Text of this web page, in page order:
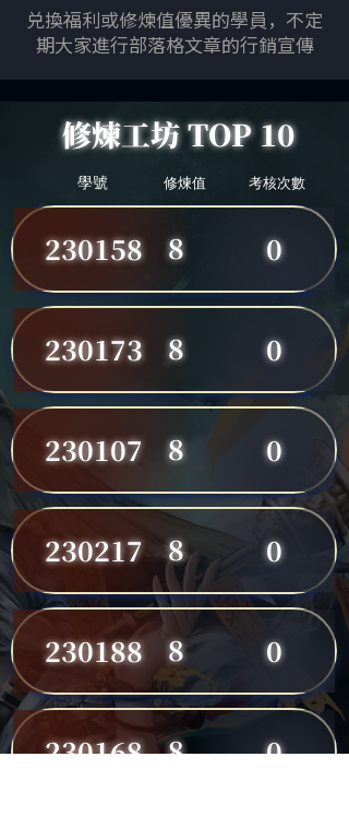
兑換福利或修煉值優異的學員，不定
期大家進行部落格文章的行銷宣傳
修煉工坊 TOP 10
學號 修煉值 考核次數
230158 8 0
230173 8 0
230107 8 0
230217 8 0
230188 8 0
230168 8 0